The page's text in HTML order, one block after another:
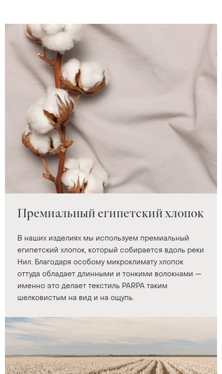
Премиальный египетский хлопок
В наших изделиях мы используем премиальный
египетский хлопок, который собирается вдоль реки
Нил. Благодаря особому микроклимату хлопок
оттуда обладает длинными и тонкими волокнами —
именно это делает текстиль PARPA таким
шелковистым на вид и на ощупь.